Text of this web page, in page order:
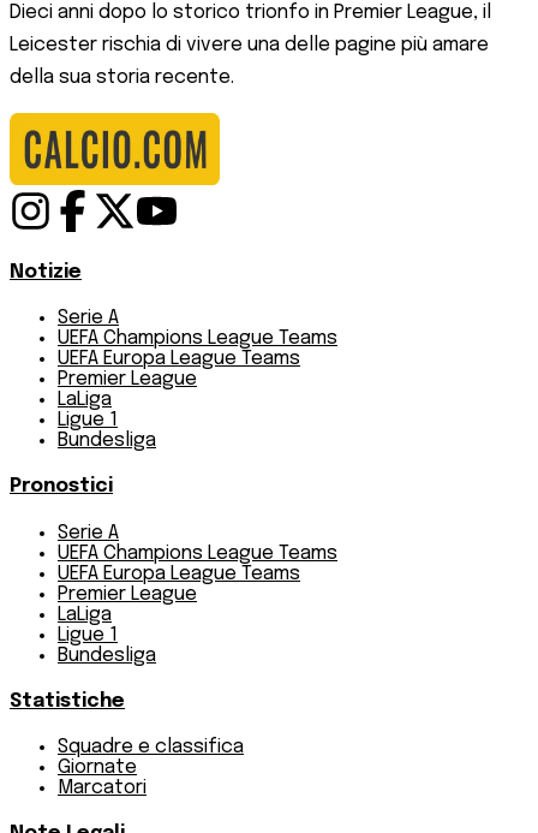
Dieci anni dopo lo storico trionfo in Premier League, il
Leicester rischia di vivere una delle pagine più amare
della sua storia recente.
Notizie
Serie A
UEFA Champions League Teams
UEFA Europa League Teams
Premier League
LaLiga
Ligue 1
Bundesliga
Pronostici
Serie A
UEFA Champions League Teams
UEFA Europa League Teams
Premier League
LaLiga
Ligue 1
Bundesliga
Statistiche
Squadre e classifica
Giornate
Marcatori